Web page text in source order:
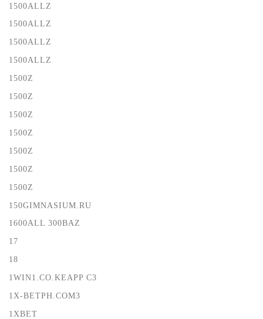
1500ALLZ
1500ALLZ
1500ALLZ
1500ALLZ
1500Z
1500Z
1500Z
1500Z
1500Z
1500Z
1500Z
150GIMNASIUM.RU
1600ALL 300BAZ
17
18
1WIN1.CO.KEAPP C3
1X-BETPH.COM3
1XBET